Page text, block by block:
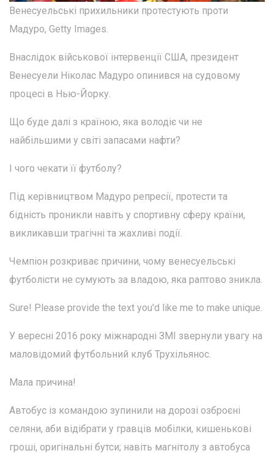
Венесуельські прихильники протестують проти
Мадуро, Getty Images.
Внаслідок військової інтервенції США, президент
Венесуели Ніколас Мадуро опинився на судовому
процесі в Нью-Йорку.
Що буде далі з країною, яка володіє чи не
найбільшими у світі запасами нафти?
І чого чекати її футболу?
Під керівництвом Мадуро репресії, протести та
бідність проникли навіть у спортивну сферу країни,
викликавши трагічні та жахливі події.
Чемпіон розкриває причини, чому венесуельські
футболісти не сумують за владою, яка раптово зникла.
Sure! Please provide the text you'd like me to make unique.
У вересні 2016 року міжнародні ЗМІ звернули увагу на
маловідомий футбольний клуб Трухільянос.
Мала причина!
Автобус із командою зупинили на дорозі озброєні
селяни, аби відібрати у гравців мобілки, кишенькові
гроші, оригінальні бутси; навіть магнітолу з автобуса